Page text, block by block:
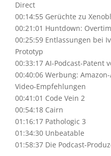
Direct
00:14:55 Gerüchte zu
00:21:01 Huntdown:
00:25:59 Entlassungen bei
Prototyp
00:33:17 AI-Podcast-Patent
00:40:06 Werbung:
Video-Empfehlungen
00:41:01 Code Vein 2
00:54:18 Cairn
01:16:17 Pathologic 3
01:34:30 Unbeatable
01:58:37 Die Podcast-